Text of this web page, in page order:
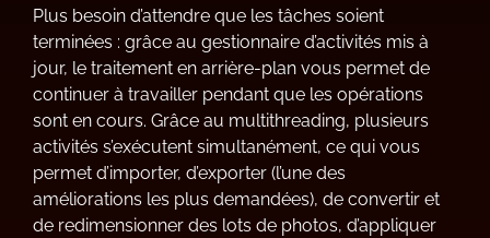
Plus besoin d’attendre que les tâches soient
terminées : grâce au gestionnaire d’activités mis à
jour, le traitement en arrière-plan vous permet de
continuer à travailler pendant que les opérations
sont en cours. Grâce au multithreading, plusieurs
activités s’exécutent simultanément, ce qui vous
permet d’importer, d’exporter (l’une des
améliorations les plus demandées), de convertir et
de redimensionner des lots de photos, d’appliquer